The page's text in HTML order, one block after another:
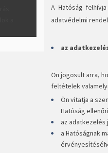
A Hatóság
adatvédelmi
az
Ön jogosult arra,
feltételek
Ön vitatja a
Hatóság
az adatkezelés
a Hatóságnak